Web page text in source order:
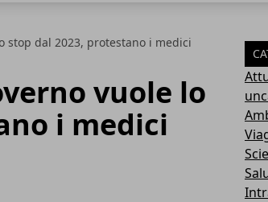
stop dal 2023, protestano i medici
vuole lo
i medici